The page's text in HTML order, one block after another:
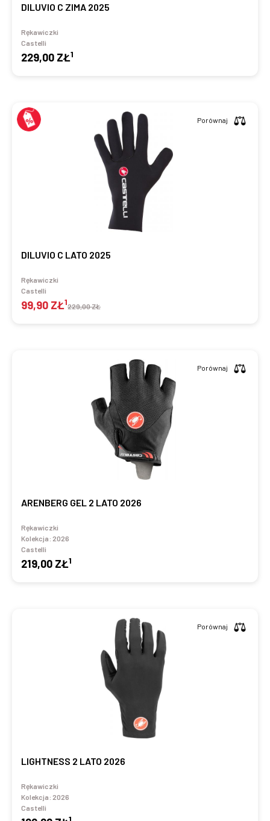
DILUVIO C ZIMA 2025
Rękawiczki
Castelli
229,00 ZŁ1
DILUVIO C LATO 2025
Rękawiczki
Castelli
99,90 ZŁ1229,00 ZŁ
Porównaj
ARENBERG GEL 2 LATO 2026
Rękawiczki
Kolekcja: 2026
Castelli
219,00 ZŁ1
Porównaj
LIGHTNESS 2 LATO 2026
Rękawiczki
Kolekcja: 2026
Castelli
Porównaj